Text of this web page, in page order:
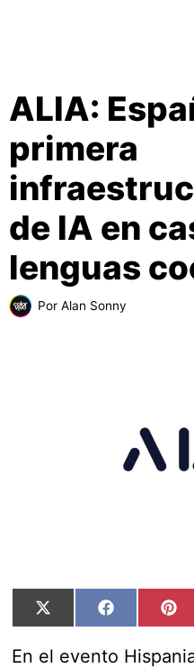
ALIA:
primera
de IA en
lenguas
Por Alan Sonny
Compartir
en
X
(Twitter)
Compartir
en
Facebook
En el evento